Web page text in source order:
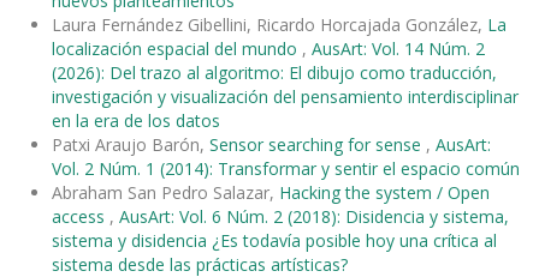
Laura Fernández Gibellini, Ricardo Horcajada González, La
localización espacial del mundo , AusArt: Vol. 14 Núm. 2
(2026): Del trazo al algoritmo: El dibujo como traducción,
investigación y visualización del pensamiento interdisciplinar
en la era de los datos
Patxi Araujo Barón, Sensor searching for sense , AusArt:
Vol. 2 Núm. 1 (2014): Transformar y sentir el espacio común
Abraham San Pedro Salazar, Hacking the system / Open
access , AusArt: Vol. 6 Núm. 2 (2018): Disidencia y sistema,
sistema y disidencia ¿Es todavía posible hoy una crítica al
sistema desde las prácticas artísticas?